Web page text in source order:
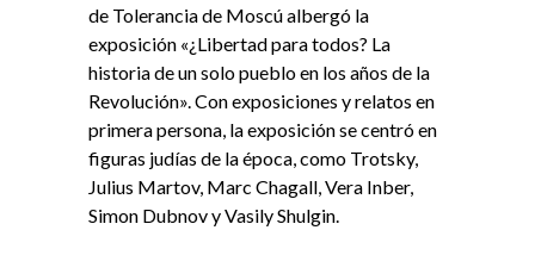
de Tolerancia de Moscú albergó la
exposición «¿Libertad para todos? La
historia de un solo pueblo en los años de la
Revolución». Con exposiciones y relatos en
primera persona, la exposición se centró en
figuras judías de la época, como Trotsky,
Julius Martov, Marc Chagall, Vera Inber,
Simon Dubnov y Vasily Shulgin.